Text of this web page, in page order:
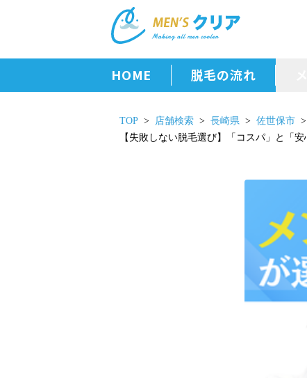
HOME 脱毛の流れ
TOP 店舗検索 長崎県 佐世保市
【失敗しない脱毛選び】「コスパ」と「